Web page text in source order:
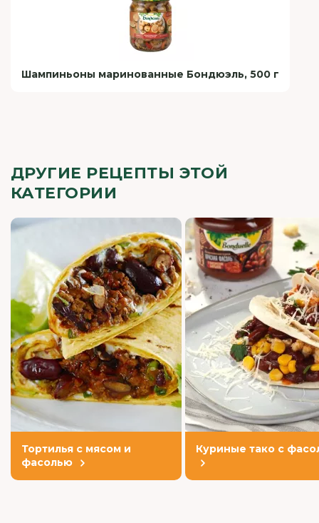
Шампиньоны маринованные Бондюэль, 500 г
ДРУГИЕ РЕЦЕПТЫ ЭТОЙ
КАТЕГОРИИ
Тортилья с мясом и
фасолью
Куриные тако с